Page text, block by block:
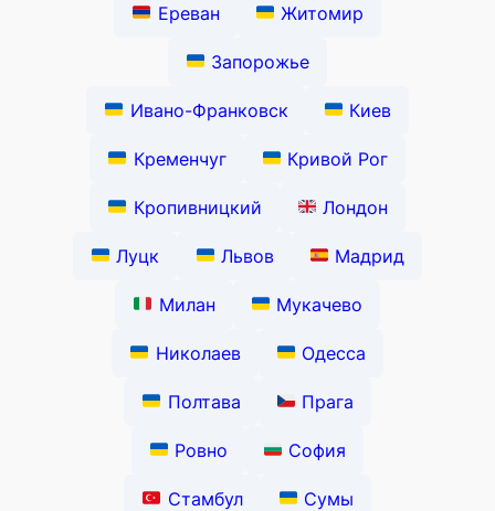
Ереван Житомир
Запорожье
Ивано-Франковск Киев
Кременчуг Кривой Рог
Кропивницкий Лондон
Луцк Львов Мадрид
Милан Мукачево
Николаев Одесса
Полтава Прага
Ровно София
Стамбул Сумы